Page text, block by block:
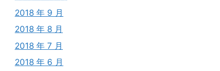
2018 年 9 月
2018 年 8 月
2018 年 7 月
2018 年 6 月